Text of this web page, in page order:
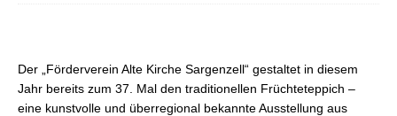
Der „Förderverein Alte Kirche Sargenzell“ gestaltet in diesem
Jahr bereits zum 37. Mal den traditionellen Früchteteppich –
eine kunstvolle und überregional bekannte Ausstellung aus